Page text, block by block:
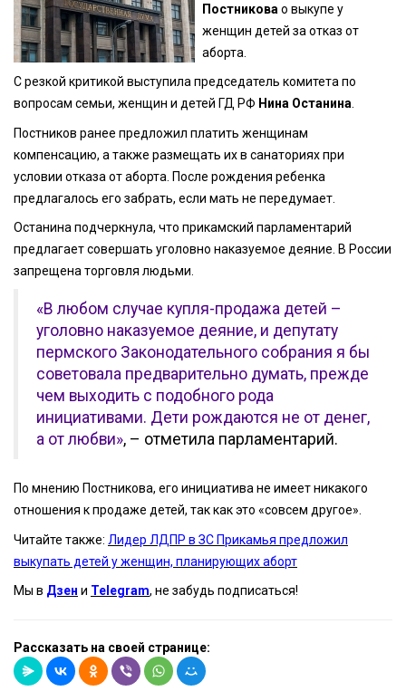
Постникова о выкупе у
женщин детей за отказ от
аборта.
С резкой критикой выступила председатель комитета по
вопросам семьи, женщин и детей ГД РФ Нина Останина
Постников ранее предложил платить женщинам
компенсацию, а также размещать их в санаториях при
условии отказа от аборта. После рождения ребенка
предлагалось его забрать, если мать не передумает.
Останина подчеркнула, что прикамский парламентарий
предлагает совершать уголовно наказуемое деяние. В России
запрещена торговля людьми.
«В любом случае купля-продажа детей –
уголовно наказуемое деяние, и депутату
пермского Законодательного собрания я бы
советовала предварительно думать, прежде
чем выходить с подобного рода
инициативами. Дети рождаются не от денег,
а от любви», – отметила парламентарий.
По мнению Постникова, его инициатива не имеет никакого
отношения к продаже детей, так как это «совсем другое».
Читайте также: Лидер ЛДПР в ЗС Прикамья предложил
выкупать детей у женщин, планирующих аборт
Мы в Дзен и Telegram, не забудь подписаться!
Рассказать на своей странице: